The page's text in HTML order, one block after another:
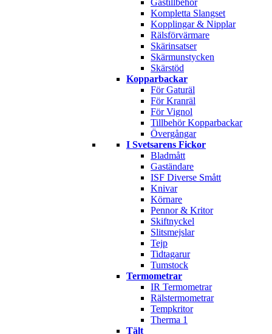
Gastillbehör
Kompletta Slangset
Kopplingar & Nipplar
Rälsförvärmare
Skärinsatser
Skärmunstycken
Skärstöd
Kopparbackar
För Gaturäl
För Kranräl
För Vignol
Tillbehör Kopparbackar
Övergångar
I Svetsarens Fickor
Bladmått
Gaständare
ISF Diverse Smått
Knivar
Körnare
Pennor & Kritor
Skiftnyckel
Slitsmejslar
Tejp
Tidtagarur
Tumstock
Termometrar
IR Termometrar
Rälstermometrar
Tempkritor
Therma 1
Tält